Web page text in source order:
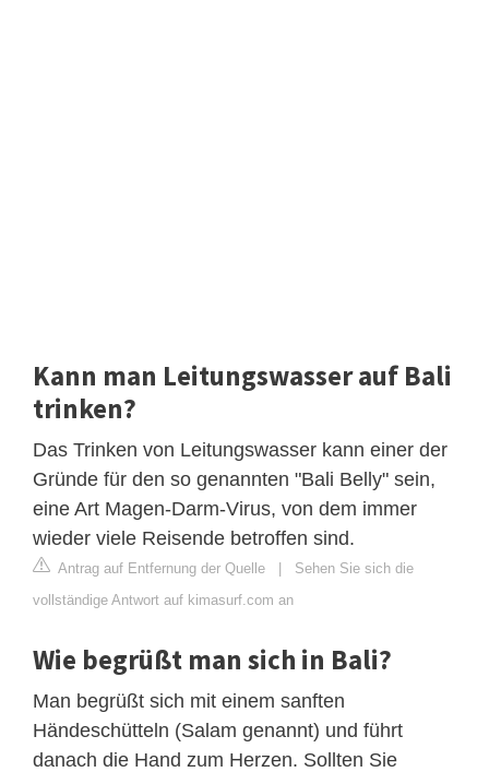
Kann man Leitungswasser auf Bali
trinken?
Das Trinken von Leitungswasser kann einer der
Gründe für den so genannten "Bali Belly" sein,
eine Art Magen-Darm-Virus, von dem immer
wieder viele Reisende betroffen sind.
Antrag auf Entfernung der Quelle | Sehen Sie sich die
vollständige Antwort auf kimasurf.com an
Wie begrüßt man sich in Bali?
Man begrüßt sich mit einem sanften
Händeschütteln (Salam genannt) und führt
danach die Hand zum Herzen. Sollten Sie